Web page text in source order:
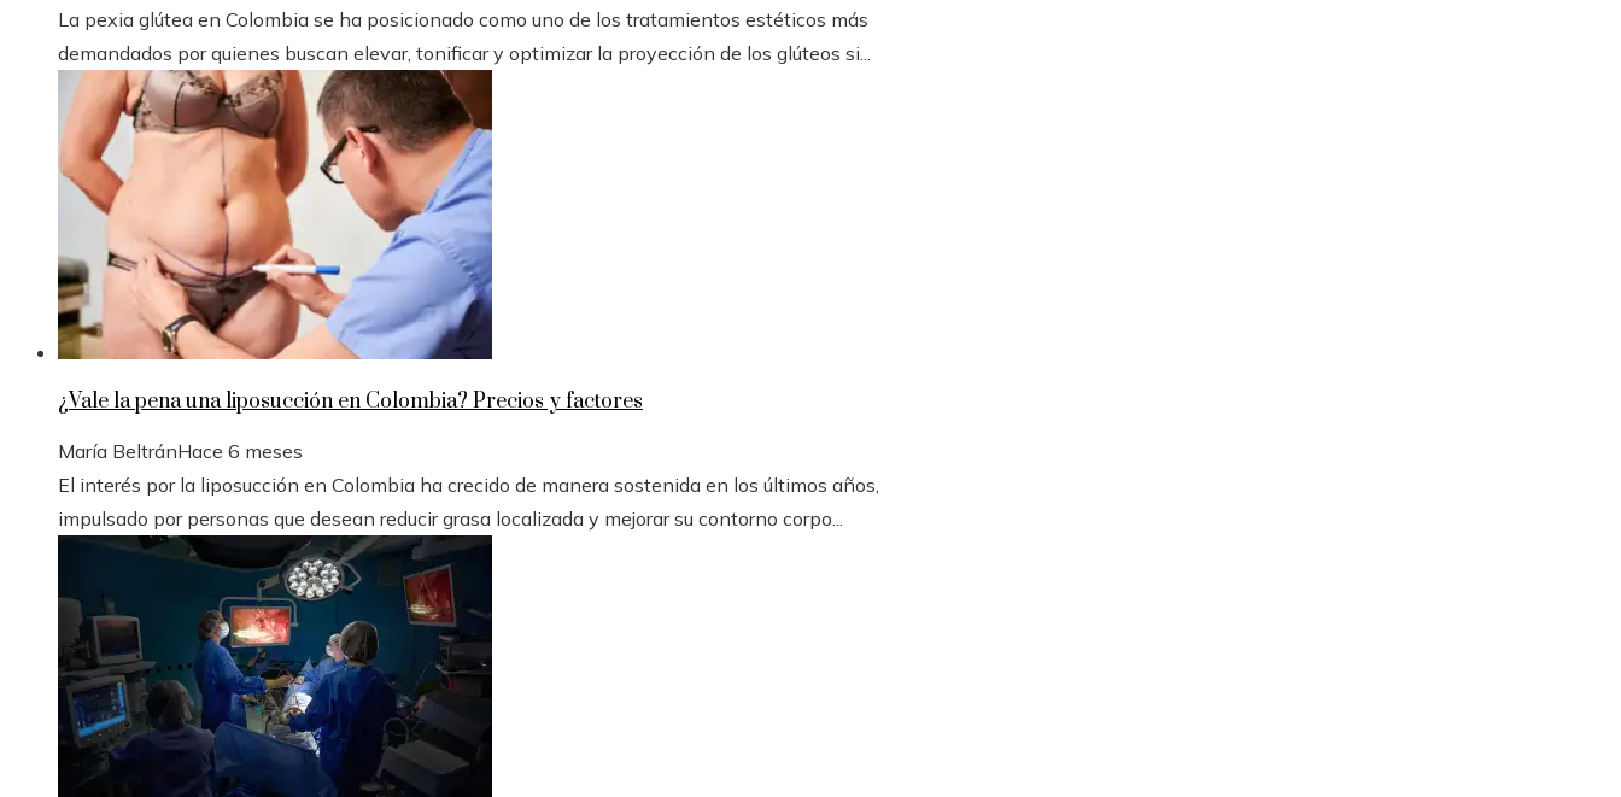
La pexia glútea en Colombia se ha posicionado como uno de los tratamientos estéticos más
demandados por quienes buscan elevar, tonificar y optimizar la proyección de los glúteos si...
¿Vale la pena una liposucción en Colombia? Precios y factores
María BeltránHace 6 meses
El interés por la liposucción en Colombia ha crecido de manera sostenida en los últimos años,
impulsado por personas que desean reducir grasa localizada y mejorar su contorno corpo...